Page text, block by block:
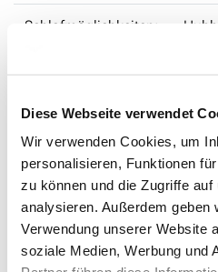
Diese Webseite verwendet
Wir verwenden Cookies, um
personalisieren, Funktionen
zu können und die Zugriffe
analysieren. Außerdem geben
Verwendung unserer Website
soziale Medien, Werbung und
Schlafmöglichkeiten:
Dusche: -
Toilette :
Heizung Optional: